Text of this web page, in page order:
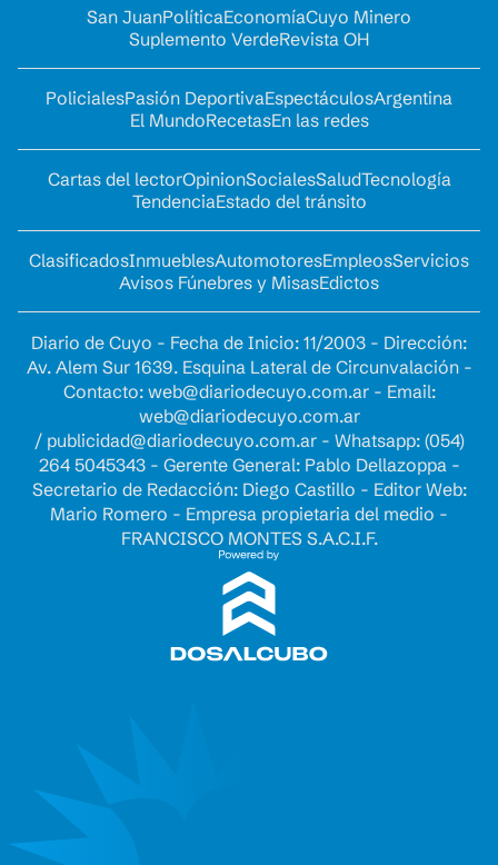
San JuanPolíticaEconomíaCuyo Minero
Suplemento VerdeRevista OH
PolicialesPasión DeportivaEspectáculosArgentina
El MundoRecetasEn las redes
Cartas del lectorOpinionSocialesSaludTecnología
TendenciaEstado del tránsito
ClasificadosInmueblesAutomotoresEmpleosServicios
Avisos Fúnebres y MisasEdictos
Diario de Cuyo - Fecha de Inicio: 11/2003 - Dirección:
Av. Alem Sur 1639. Esquina Lateral de Circunvalación -
Contacto: web@diariodecuyo.com.ar- Email:
web@diariodecuyo.com.ar
/ publicidad@diariodecuyo.com.ar- Whatsapp: (054)
264 5045343 - Gerente General: Pablo Dellazoppa -
Secretario de Redacción: Diego Castillo - Editor Web:
Mario Romero - Empresa propietaria del medio -
FRANCISCO MONTES S.A.C.I.F.